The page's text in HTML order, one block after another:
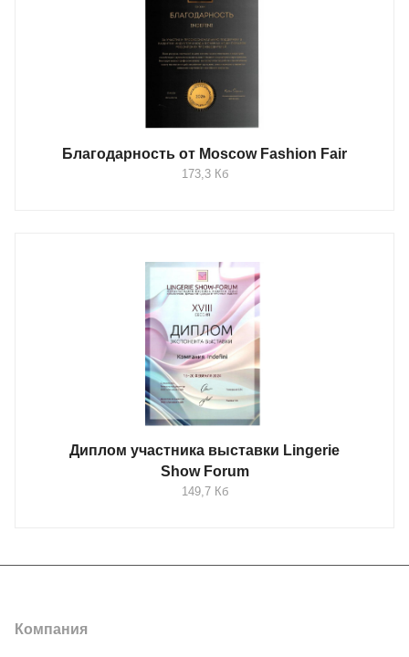
Благодарность от Moscow Fashion Fair
173,3 Кб
Диплом участника выставки Lingerie
Show Forum
149,7 Кб
Компания